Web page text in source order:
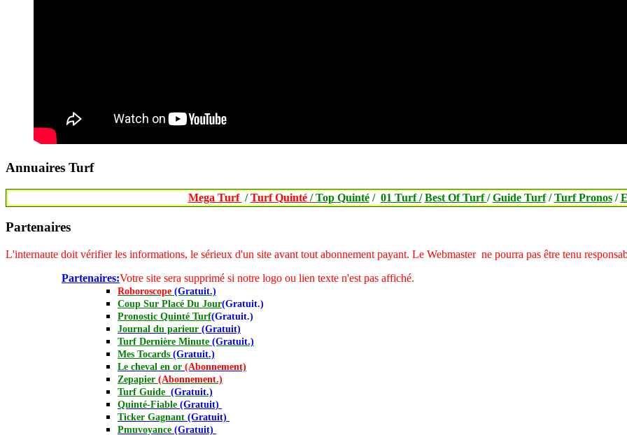
Annuaires Turf
Mega Turf /Turf Quinté /Top Quinté/ 01 Turf / Best Of Turf/Guide Turf/Turf Pronos/
Partenaires
L'internaute doit vérifier les informations, le sérieux d'un site avant tout abonnement payant. Le Webmaster ne pourra pas être tenu
Partenaires:Votre site sera supprimé si notre logo ou lien texte n'est pas affiché.
Roboroscope (Gratuit.)
Coup Sur Placé Du Jour(Gratuit.)
Pronostic Quinté Turf(Gratuit.)
Journal du parieur (Gratuit)
Turf Dernière Minute (Gratuit.)
Mes Tocards (Gratuit.)
Le cheval en or (Abonnement)
Zepapier (Abonnement.)
Turf Guide (Gratuit.)
Quinté-Fiable (Gratuit)
Ticker Gagnant (Gratuit)
Pmuvoyance (Gratuit)